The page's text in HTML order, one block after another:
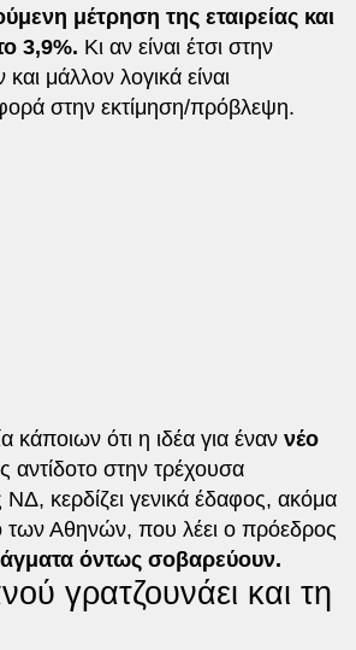
μέτρηση της εταιρείας και
3,9%. Κι αν είναι έτσι στην
μάλλον λογικά είναι
στην εκτίμηση/πρόβλεψη.
κάποιων ότι η ιδέα για έναν νέο
αντίδοτο στην τρέχουσα
κερδίζει γενικά έδαφος, ακόμα
των Αθηνών, που λέει ο πρόεδρος
όντως σοβαρεύουν.
γρατζουνάει και τη